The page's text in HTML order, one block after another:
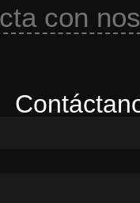
con